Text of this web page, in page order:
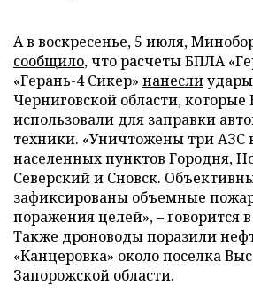
А в воскресенье, 5 июля,
сообщило, что расчеты БПЛА
«Герань-4 Сикер» нанесли
Черниговской области, которые
использовали для заправки
техники. «Уничтожены три АЗС
населенных пунктов Городня,
Северский и Сновск.
зафиксированы объемные
поражения целей», – говорится
Также дроноводы поразили
«Канцеровка» около поселка
Запорожской области.